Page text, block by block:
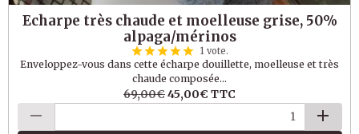
Echarpe très chaude et moelleuse grise, 50%
alpaga/mérinos
1 vote.
Enveloppez-vous dans cette écharpe douillette, moelleuse et très
chaude composée...
69,00€45,00€ TTC